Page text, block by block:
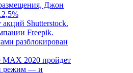
Джон
Shutterstock.
Freepik.
разблокирован
2020 пройдет
режим — и